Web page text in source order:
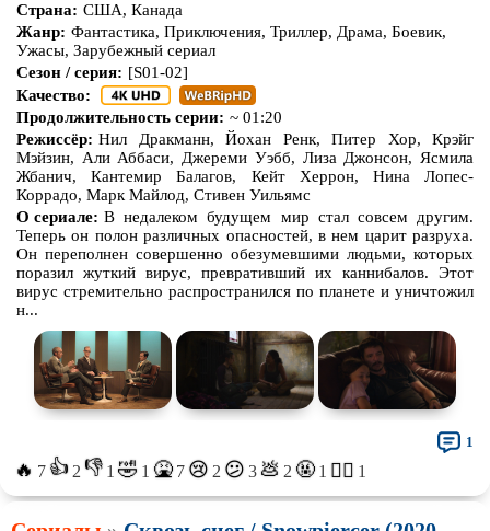
Страна: США, Канада
Жанр: Фантастика, Приключения, Триллер, Драма, Боевик,
Ужасы, Зарубежный сериал
Сезон / серия: [S01-02]
Качество:
Продолжительность серии: ~ 01:20
Режиссёр: Нил Дракманн, Йохан Ренк, Питер Хор, Крэйг
Мэйзин, Али Аббаси, Джереми Уэбб, Лиза Джонсон, Ясмила
Жбанич, Кантемир Балагов, Кейт Херрон, Нина Лопес-
Коррадо, Марк Майлод, Стивен Уильямс
О сериале: В недалеком будущем мир стал совсем другим.
Теперь он полон различных опасностей, в нем царит разруха.
Он переполнен совершенно обезумевшими людьми, которых
поразил жуткий вирус, превративший их каннибалов. Этот
вирус стремительно распространился по планете и уничтожил
н...
🔥 7 👍 2 👎 1 🤣 1 🤮 7 😢 2 😕 3 💩 2 🤬 1 😵‍💫 1
1